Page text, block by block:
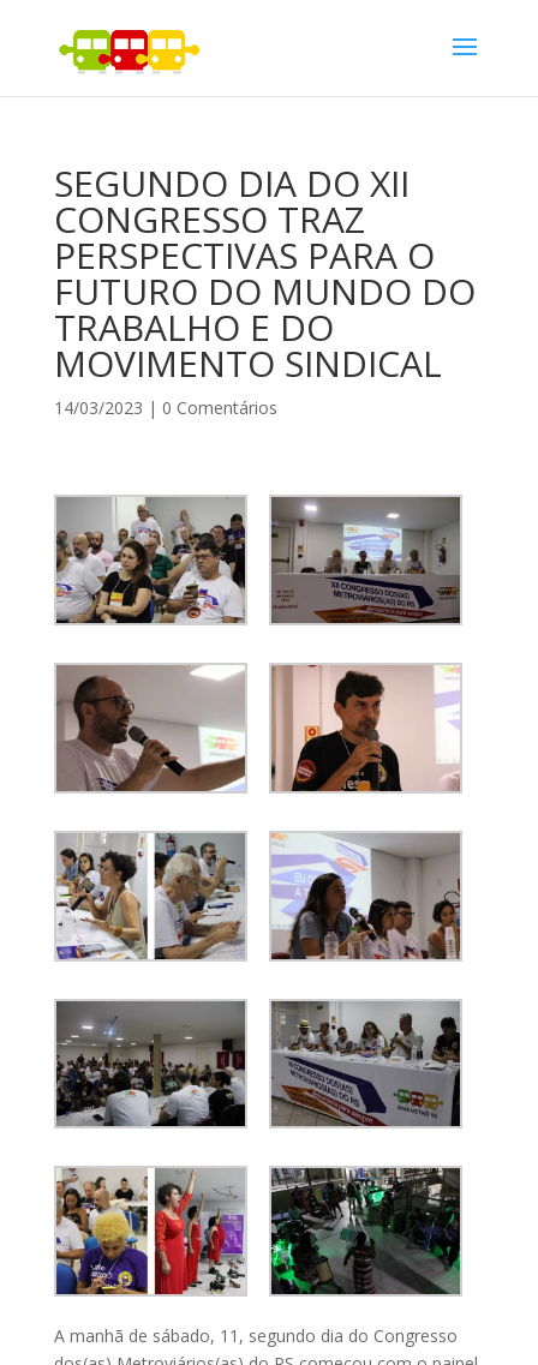
SEGUNDO DIA DO XII
CONGRESSO TRAZ
PERSPECTIVAS PARA O
FUTURO DO MUNDO DO
TRABALHO E DO
MOVIMENTO SINDICAL
14/03/2023 | 0 Comentários
A manhã de sábado, 11, segundo dia do Congresso